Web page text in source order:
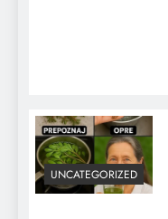
UNCATEGORIZED